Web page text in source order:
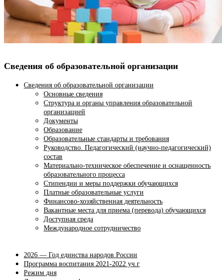
Сведения об образовательной организации
Сведения об образовательной организации
Основные сведения
Структура и органы управления образовательной
организацией
Документы
Образование
Образовательные стандарты и требования
Руководство. Педагогический (научно-педагогический)
состав
Материально-техническое обеспечение и оснащенность
образовательного процесса
Стипендии и меры поддержки обучающихся
Платные образовательные услуги
Финансово-хозяйственная деятельность
Вакантные места для приема (перевода) обучающихся
Доступная среда
Международное сотрудничество
2026 — Год единства народов России
Программа воспитания 2021-2022 уч.г
Режим дня